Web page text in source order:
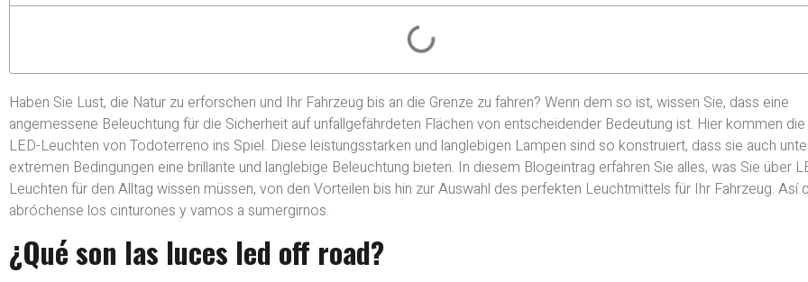
Haben Sie Lust, die Natur zu erforschen und Ihr Fahrzeug bis an die Grenze zu fahren? Wenn dem so ist, wissen Sie, dass eine
angemessene Beleuchtung für die Sicherheit auf unfallgefährdeten Flächen von entscheidender Bedeutung ist. Hier kommen die
LED-Leuchten von Todoterreno ins Spiel. Diese leistungsstarken und langlebigen Lampen sind so konstruiert, dass sie auch
extremen Bedingungen eine brillante und langlebige Beleuchtung bieten. In diesem Blogeintrag erfahren Sie alles, was Sie über
Leuchten für den Alltag wissen müssen, von den Vorteilen bis hin zur Auswahl des perfekten Leuchtmittels für Ihr Fahrzeug. Así
abróchense los cinturones y vamos a sumergirnos.
¿Qué son las luces led off road?